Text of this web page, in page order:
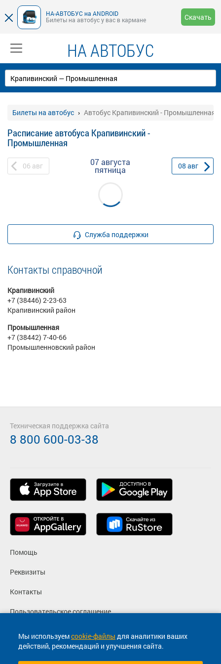
НА-АВТОБУС на ANDROID
Билеты на автобус у вас в кармане
Скачать
НА АВТОБУС
Билеты на автобус Автобус Крапивинский - Промышленная
Расписание автобуса Крапивинский -
Промышленная
06 авг 07 августа
пятница 08 авг
Служба поддержки
Контакты справочной
Крапивинский
+7 (38446) 2-23-63
Крапивинский район
Промышленная
+7 (38442) 7-40-66
Промышленновский район
Мы используемcookie-файлы для аналитики ваших
действий, рекомендаций и улучшения сайта.
Помощь
Реквизиты
Контакты
Пользовательское соглашение
Политика конфиденциальности
Согласие на маркетинговые сообщения
Техническая поддержка сайта
8 800 600-03-38